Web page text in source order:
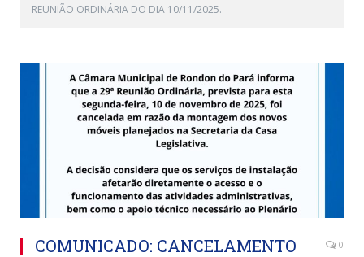
REUNIÃO ORDINÁRIA DO DIA 10/11/2025.
COMUNICADO: CANCELAMENTO
0